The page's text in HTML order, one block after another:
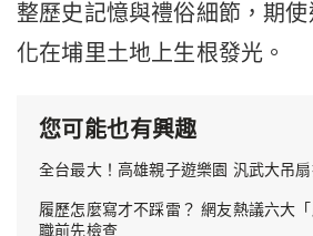
整歷史記憶與禮俗細節，期
化在埔里土地上生根發光。
您可能也有興趣
全台最大！高雄親子遊樂園 汎武大吊
履歷怎麼寫才不踩雷？ 網友熱議六大
職前先檢查